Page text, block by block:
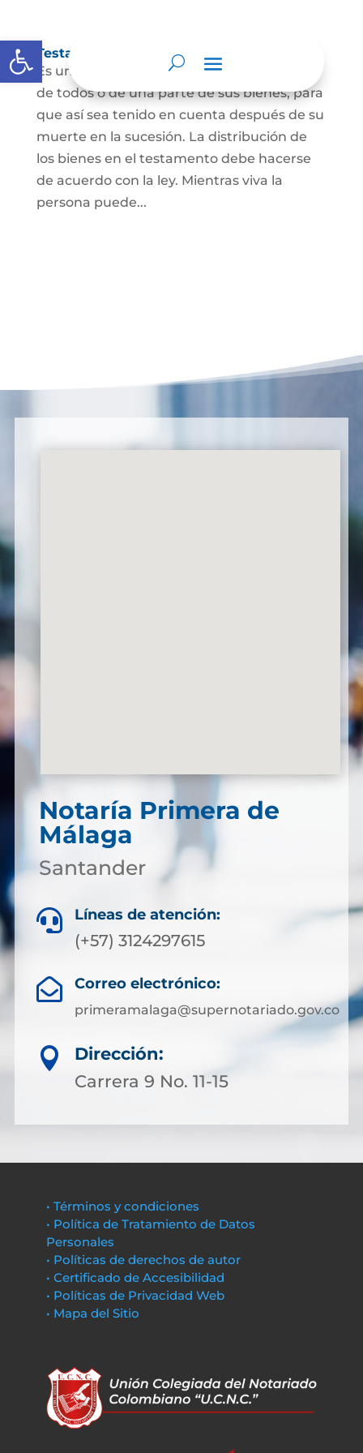
Abrir barra de herramientas
Testamento
Es un acto por el cual una persona dispone
de todos o de una parte de sus bienes, para
que así sea tenido en cuenta después de su
muerte en la sucesión. La distribución de
los bienes en el testamento debe hacerse
de acuerdo con la ley. Mientras viva la
persona puede...
Notaría Primera de
Málaga
Santander
 Líneas de atención:
(+57) 3124297615
 Correo electrónico:
primeramalaga@supernotariado.gov.co

Dirección:
Carrera 9 No. 11-15
• Términos y condiciones
• Política de Tratamiento de Datos
Personales
• Políticas de derechos de autor
• Certificado de Accesibilidad
• Políticas de Privacidad Web
• Mapa del Sitio